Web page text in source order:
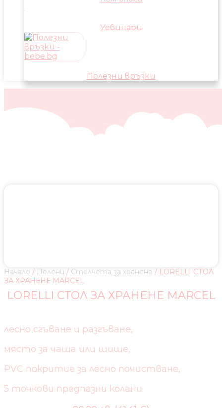
Уебинари
Полезни връзки
Начало / Пелени / Столчета за хранене / LORELLI СТОЛ
ЗА ХРАНЕНЕ MARCEL
LORELLI СТОЛ ЗА ХРАНЕНЕ MARCEL
лесно сгъване и разгъване,
място за чаша или шише,
PVC покритие за лесно почистване,
5 точкови предпазни колани